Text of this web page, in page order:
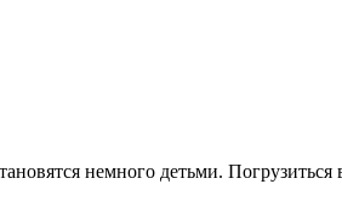
немного детьми. Погрузиться